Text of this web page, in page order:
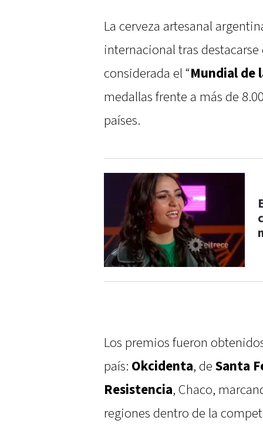
La cerveza artesanal
internacional tras
considerada el “Mundial de
medallas frente a más de
países.
Los premios fueron
país: Okcidenta, de Santa
Resistencia, Chaco,
regiones dentro de la